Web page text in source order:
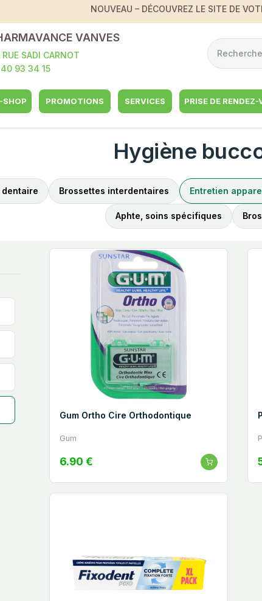
NOUVEAU – DÉCOUVREZ LE SITE DE
VANVES
SADI CARNOT
40 93 34 15
SHOP PROMOTIONS SERVICES PRISE DE RENDEZ-
Hygiène
dentaire Brossettes interdentaires Entretien
Aphte, soins spécifiques
Gum Ortho Cire Orthodontique
Gum
6.90 €